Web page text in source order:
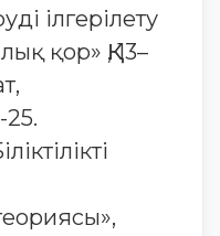
ілгерілету
қор» ҚҚ, 13–